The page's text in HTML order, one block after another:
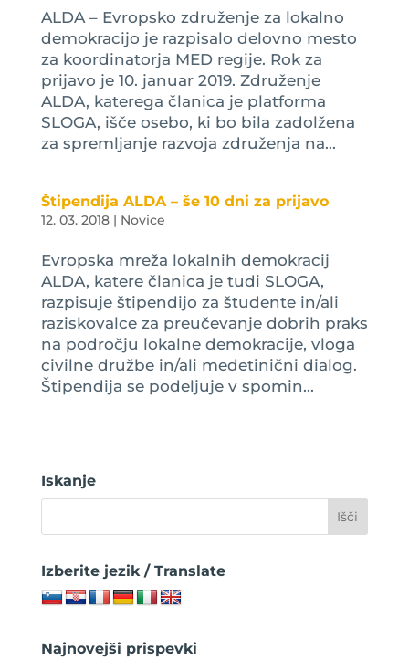
ALDA – Evropsko združenje za lokalno
demokracijo je razpisalo delovno mesto
za koordinatorja MED regije. Rok za
prijavo je 10. januar 2019. Združenje
ALDA, katerega članica je platforma
SLOGA, išče osebo, ki bo bila zadolžena
za spremljanje razvoja združenja na...
Štipendija ALDA – še 10 dni za prijavo
12. 03. 2018| Novice
Evropska mreža lokalnih demokracij
ALDA, katere članica je tudi SLOGA,
razpisuje štipendijo za študente in/ali
raziskovalce za preučevanje dobrih praks
na področju lokalne demokracije, vloga
civilne družbe in/ali medetinični dialog.
Štipendija se podeljuje v spomin...
Iskanje
Izberite jezik / Translate
Najnovejši prispevki